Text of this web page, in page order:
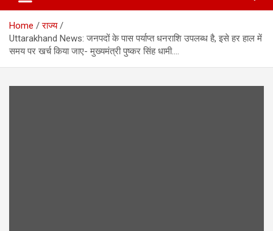
Home
राज्य
Uttarakhand News: जनपदों के पास पर्याप्त धनराशि उपलब्ध है, इसे हर हाल में
समय पर खर्च किया जाए- मुख्यमंत्री पुष्कर सिंह धामी….